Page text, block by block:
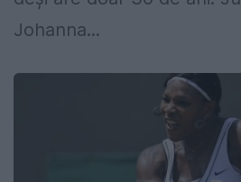
Johanna...